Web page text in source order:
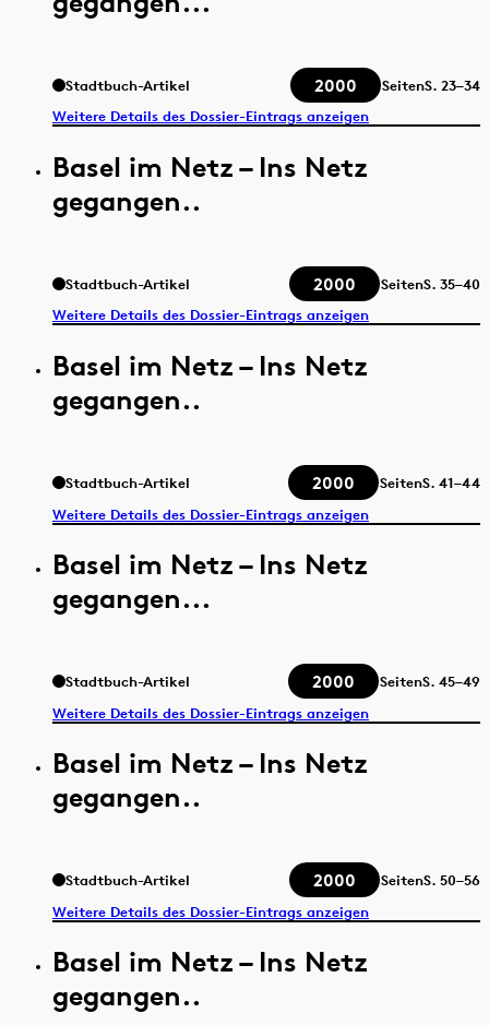
Stadtbuch-Artikel 2000 SeitenS. 23–34
Weitere Details des Dossier-Eintrags anzeigen
Basel im Netz – Ins Netz
gegangen..
Stadtbuch-Artikel 2000 SeitenS. 35–40
Weitere Details des Dossier-Eintrags anzeigen
Basel im Netz – Ins Netz
gegangen..
Stadtbuch-Artikel 2000 SeitenS. 41–44
Weitere Details des Dossier-Eintrags anzeigen
Basel im Netz – Ins Netz
gegangen...
Stadtbuch-Artikel 2000 SeitenS. 45–49
Weitere Details des Dossier-Eintrags anzeigen
Basel im Netz – Ins Netz
gegangen..
Stadtbuch-Artikel 2000 SeitenS. 50–56
Weitere Details des Dossier-Eintrags anzeigen
Basel im Netz – Ins Netz
gegangen..